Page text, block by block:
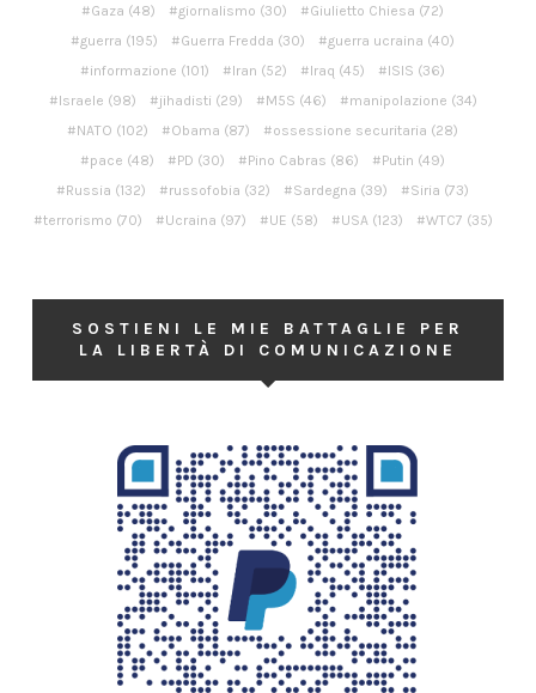
Gaza (48) giornalismo (30) Giulietto Chiesa (72)
guerra (195) Guerra Fredda (30) guerra ucraina (40)
informazione (101) Iran (52) Iraq (45) ISIS (36)
Israele (98) jihadisti (29) M5S (46) manipolazione (34)
NATO (102) Obama (87) ossessione securitaria (28)
pace (48) PD (30) Pino Cabras (86) Putin (49)
Russia (132) russofobia (32) Sardegna (39) Siria (73)
terrorismo (70) Ucraina (97) UE (58) USA (123) WTC7 (35)
SOSTIENI LE MIE BATTAGLIE PER
LA LIBERTÀ DI COMUNICAZIONE